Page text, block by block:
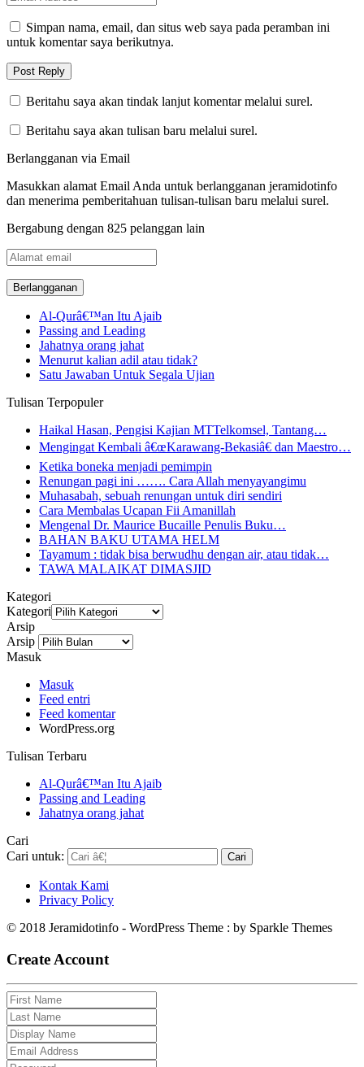
Simpan nama, email, dan situs web saya pada peramban ini
untuk komentar saya berikutnya.
Beritahu saya akan tindak lanjut komentar melalui surel.
Beritahu saya akan tulisan baru melalui surel.
Berlangganan via Email
Masukkan alamat Email Anda untuk berlangganan jeramidotinfo
dan menerima pemberitahuan tulisan-tulisan baru melalui surel.
Bergabung dengan 825 pelanggan lain
Alamat
email
Al-Qurâ€™an Itu Ajaib
Passing and Leading
Jahatnya orang jahat
Menurut kalian adil atau tidak?
Satu Jawaban Untuk Segala Ujian
Tulisan Terpopuler
Haikal Hasan, Pengisi Kajian MTTelkomsel, Tantang…
Mengingat Kembali â€œKarawang-Bekasiâ€ dan Maestro…
Ketika boneka menjadi pemimpin
Renungan pagi ini ……. Cara Allah menyayangimu
Muhasabah, sebuah renungan untuk diri sendiri
Cara Membalas Ucapan Fii Amanillah
Mengenal Dr. Maurice Bucaille Penulis Buku…
BAHAN BAKU UTAMA HELM
Tayamum : tidak bisa berwudhu dengan air, atau tidak…
TAWA MALAIKAT DIMASJID
Kategori
Kategori
Arsip
Arsip
Masuk
Masuk
Feed entri
Feed komentar
WordPress.org
Tulisan Terbaru
Al-Qurâ€™an Itu Ajaib
Passing and Leading
Jahatnya orang jahat
Cari
Cari untuk:
Kontak Kami
Privacy Policy
© 2018 Jeramidotinfo - WordPress Theme : by Sparkle Themes
Create Account